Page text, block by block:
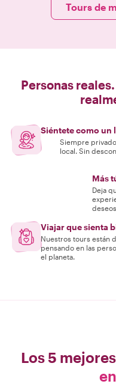
Tours de
Personas
Siéntete como un
Siempre
local. Sin
Más
Deja
Viajar que sienta
Nuestros tours están
pensando en las
el planeta.
Los 5